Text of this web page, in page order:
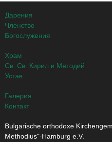
Дарения
Членство
Богослужения
Храм
Св. Св. Кирил и Методий
Устав
Галерия
Контакт
Bulgarische orthodoxe
Methodius"-Hamburg e.V.